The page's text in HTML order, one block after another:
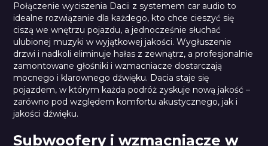
Połączenie wyciszenia Dacii z systemem car audio to
idealne rozwiązanie dla każdego, kto chce cieszyć się
ciszą we wnętrzu pojazdu, a jednocześnie słuchać
ulubionej muzyki w wyjątkowej jakości. Wygłuszenie
drzwi i nadkoli eliminuje hałas z zewnątrz, a profesjonalnie
zamontowane głośniki i wzmacniacze dostarczają
mocnego i klarownego dźwięku. Dacia staje się
pojazdem, w którym każda podróż zyskuje nową jakość –
zarówno pod względem komfortu akustycznego, jak i
jakości dźwięku.
Subwoofery i wzmacniacze w